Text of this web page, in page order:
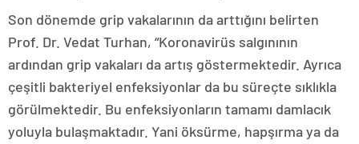
Son dönemde grip vakalarının da arttığını belirten
Prof. Dr. Vedat Turhan, “Koronavirüs salgınının
ardından grip vakaları da artış göstermektedir. Ayrıca
çeşitli bakteriyel enfeksiyonlar da bu süreçte sıklıkla
görülmektedir. Bu enfeksiyonların tamamı damlacık
yoluyla bulaşmaktadır. Yani öksürme, hapşırma ya da